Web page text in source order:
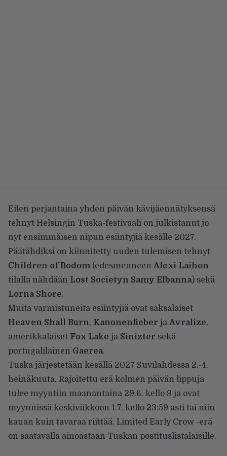
Eilen perjantaina yhden päivän kävijäennätyksensä
tehnyt Helsingin Tuska-festivaali on julkistanut jo
nyt ensimmäisen nipun esiintyjiä kesälle 2027.
Päätähdiksi on kiinnitetty uuden tulemisen tehnyt
Children of Bodom (edesmenneen Alexi Laihon
tilalla nähdään Lost Societyn Samy Elbanna) sekä
Lorna Shore.
Muita varmistuneita esiintyjiä ovat saksalaiset
Heaven Shall Burn, Kanonenfieber ja Avralize,
amerikkalaiset Fox Lake ja Sinizter sekä
portugalilainen Gaerea.
Tuska järjestetään kesällä 2027 Suvilahdessa 2.-4.
heinäkuuta. Rajoitettu erä kolmen päivän lippuja
tulee myyntiin maanantaina 29.6. kello 9 ja ovat
myynnissä keskiviikkoon 1.7. kello 23:59 asti tai niin
kauan kuin tavaraa riittää. Limited Early Crow -erä
on saatavalla ainoastaan Tuskan postituslistalaisille.